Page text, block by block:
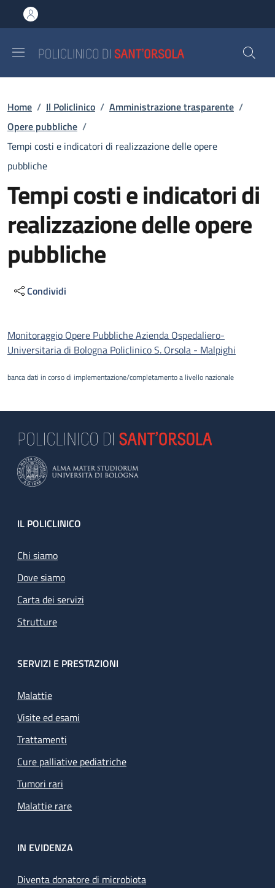
al contenuto principale
to footer content
Briciole di pane
Home / Il Policlinico / Amministrazione trasparente /
Opere pubbliche /
Tempi costi e indicatori di realizzazione delle opere
pubbliche
Tempi costi e indicatori di
realizzazione delle opere
pubbliche
Condividi
Descrizione
Monitoraggio Opere Pubbliche Azienda Ospedaliero-
Universitaria di Bologna Policlinico S. Orsola - Malpighi
banca dati in corso di implementazione/completamento a livello nazionale
Footer
IL POLICLINICO
Chi siamo
Dove siamo
Carta dei servizi
Strutture
SERVIZI E PRESTAZIONI
Malattie
Visite ed esami
Trattamenti
Cure palliative pediatriche
Tumori rari
Malattie rare
IN EVIDENZA
Diventa donatore di microbiota